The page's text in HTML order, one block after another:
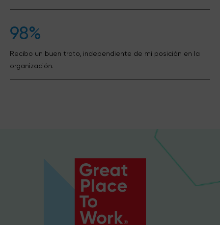
98%
Recibo un buen trato, independiente de mi posición en la
organización.